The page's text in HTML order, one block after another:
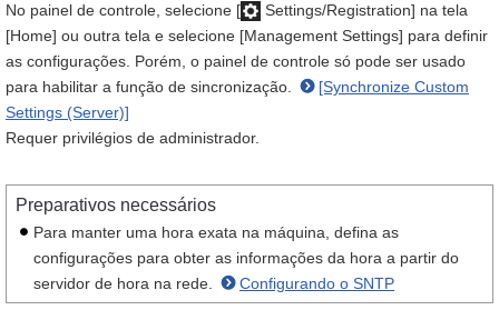
No painel de controle, selecione [
Settings/Registration] na tela
[Home] ou outra tela e selecione [Management Settings] para definir
as configurações. Porém, o painel de controle só pode ser usado
para habilitar a função de sincronização.
[Synchronize Custom
Settings (Server)]
Requer privilégios de administrador.
Preparativos necessários
Para manter uma hora exata na máquina, defina as
configurações para obter as informações da hora a partir do
servidor de hora na rede.
Configurando o SNTP